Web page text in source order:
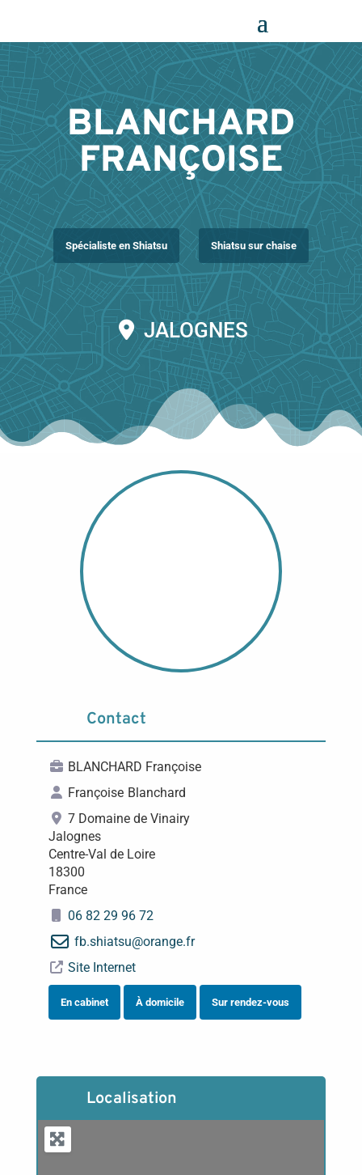
BLANCHARD
FRANÇOISE
Spécialiste en Shiatsu Shiatsu sur chaise
JALOGNES
Contact
BLANCHARD Françoise
Françoise Blanchard
7 Domaine de Vinairy
Jalognes
Centre-Val de Loire
18300
France
06 82 29 96 72
fb.shiatsu@orange.fr
Site Internet
En cabinet À domicile Sur rendez-vous
Localisation